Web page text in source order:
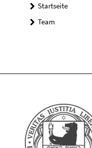
Startseite
Team